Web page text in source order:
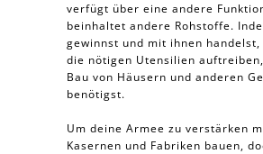
verfügt über eine andere
beinhaltet andere Rohstoffe.
gewinnst und mit ihnen handelst,
die nötigen Utensilien
Bau von Häusern und anderen
benötigst.
Um deine Armee zu verstärken
Kasernen und Fabriken bauen,